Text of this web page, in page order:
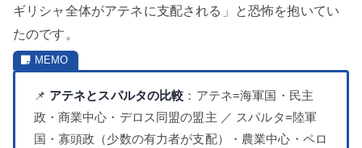
ギリシャ全体がアテネに支配される」と恐怖を抱いてい
たのです。
📌 アテネとスパルタの比較 ：アテネ=海軍国・民主
政・商業中心・デロス同盟の盟主 ／ スパルタ=陸軍
国・寡頭政（少数の有力者が支配）・農業中心・ペロ